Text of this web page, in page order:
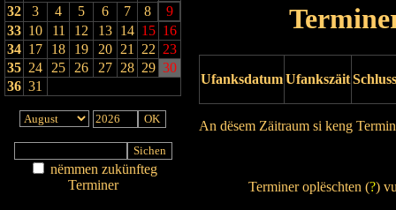
32
3 4 5 6 7 8
9
33 10 11 12 13 14 15 16
34 17 18 19 20 21 22 23
35 24 25 26 27 28 29 30
36 31
nëmmen zukünfteg
Terminer
UfanksdatumUfankszäit
An dësem Zäitraum si keng
Terminer oplëschten (?)